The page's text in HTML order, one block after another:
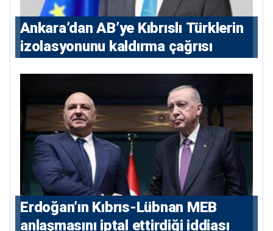
Ankara’dan AB’ye Kıbrıslı Türklerin
izolasyonunu kaldırma çağrısı
Erdoğan’ın Kıbrıs-Lübnan MEB
anlaşmasını iptal ettirdiği iddiası